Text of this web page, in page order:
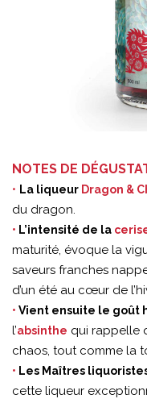
NOTES DE
• La liqueur Dragon &
du dragon.
• L’intensité de la
maturité, évoque la
saveurs franches
d’un été au cœur de
• Vient ensuite le goût
l’absinthe qui rappelle
chaos, tout comme la
• Les Maîtres
cette liqueur